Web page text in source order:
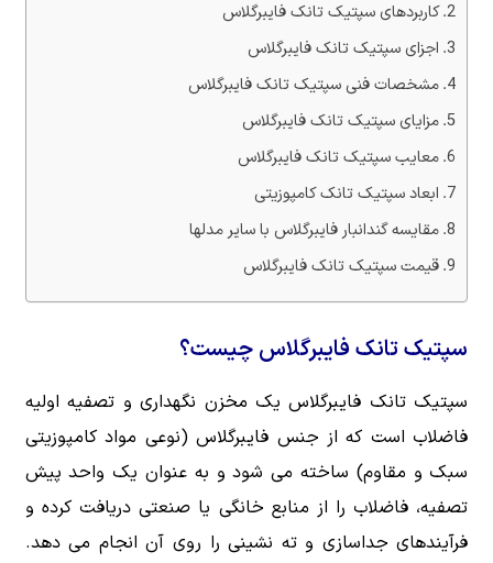
کاربردهای سپتیک تانک فایبرگلاس
اجزای سپتیک تانک فایبرگلاس
مشخصات فنی سپتیک تانک فایبرگلاس
مزایای سپتیک تانک فایبرگلاس
معایب سپتیک تانک فایبرگلاس
ابعاد سپتیک تانک کامپوزیتی
مقایسه گندانبار فایبرگلاس با سایر مدلها
قیمت سپتیک تانک فایبرگلاس
سپتیک تانک فایبرگلاس چیست؟
سپتیک تانک فایبرگلاس یک مخزن نگهداری و تصفیه اولیه
فاضلاب است که از جنس فایبرگلاس (نوعی مواد کامپوزیتی
سبک و مقاوم) ساخته می شود و به عنوان یک واحد پیش
تصفیه، فاضلاب را از منابع خانگی یا صنعتی دریافت کرده و
فرآیندهای جداسازی و ته نشینی را روی آن انجام می دهد.